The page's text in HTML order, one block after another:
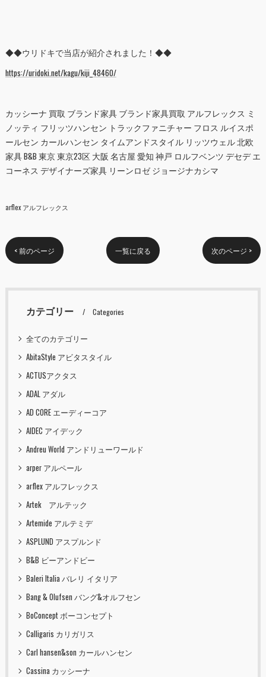
◆◆ウリドキで当店が紹介されました！◆◆
https://uridoki.net/kagu/kiji_48460/
カッシーナ 買取 ブランド家具 ブランド家具買取 アルフレックス ミ
ノッティ フリッツハンセン トラックファニチャー フロス ルイスポ
ールセン カールハンセン タイムアンドスタイル リッツウェル 北欧
家具 B&B 東京 東京23区 大阪 名古屋 愛知 神戸 ロルフベンツ デセデ エ
コーネス デザイナーズ家具 リーンロゼ ジョージナカシマ
arflex アルフレックス
< 前のページ 一覧に戻る 次のページ >
カテゴリー Categories
全てのカテゴリー
AbitaStyle アビタスタイル
ACTUSアクタス
ADAL アダル
AD CORE エーディーコア
AIDEC アイデック
Andreu World アンドリューワールド
arper アルペール
arflex アルフレックス
Artek アルテック
Artemide アルテミデ
ASPLUND アスプルンド
B&B ビーアンドビー
Baleri Italia バレリ イタリア
Bang & Olufsen バング&オルフセン
BoConcept ボーコンセプト
Calligaris カリガリス
Carl hansen&son カールハンセン
Cassina カッシーナ